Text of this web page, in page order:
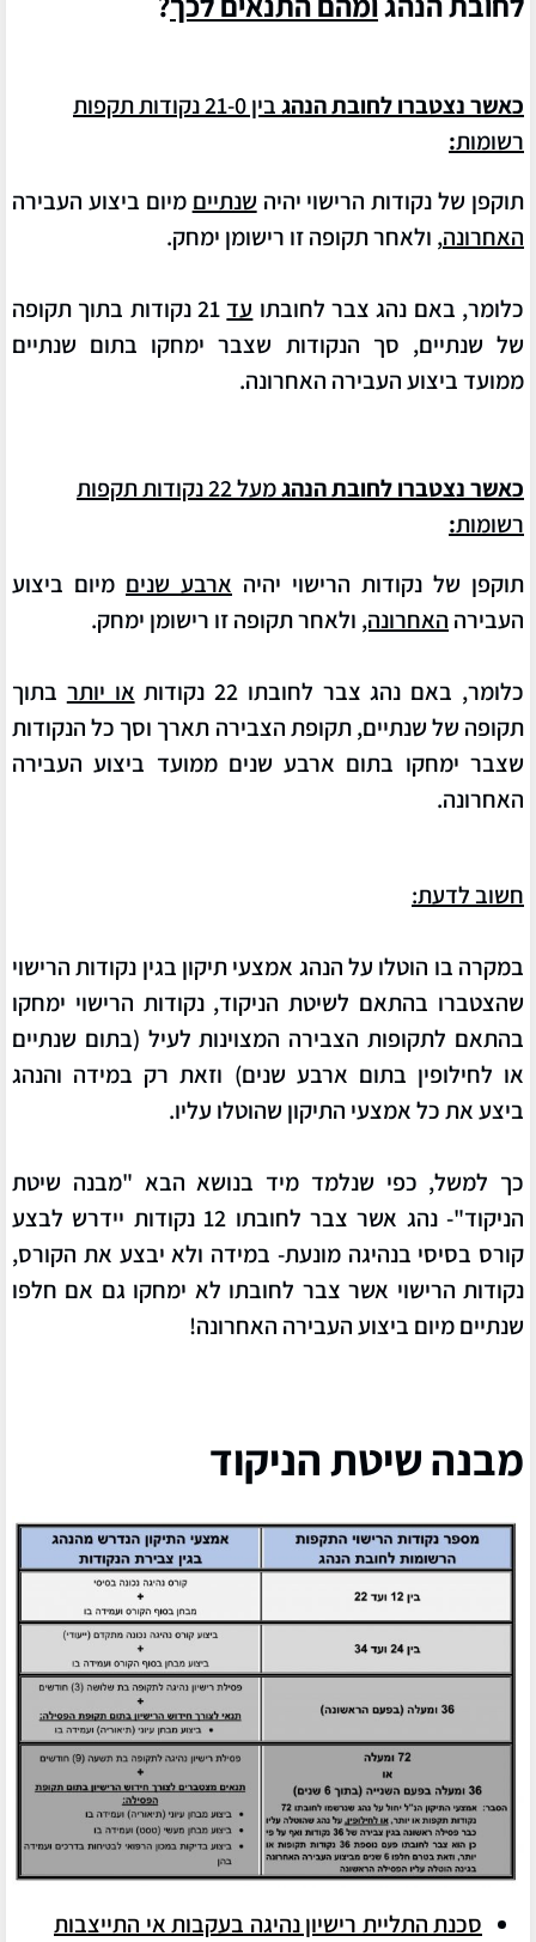
כאשר נצטברו לחובת הנהג
בין 21-0 נקודות תקפות
רשומות:
תוקפן של נקודות הרישוי יהיה שנתיים מיום ביצוע העבירה
האחרונה, ולאחר תקופה זו רישומן ימחק.
כלומר, באם נהג צבר לחובתו עד21 נקודות בתוך תקופה
של שנתיים, סך הנקודות שצבר ימחקו בתום שנתיים
ממועד ביצוע העבירה האחרונה.
כאשר נצטברו לחובת הנהג
מעל 22 נקודות תקפות
רשומות:
תוקפן של נקודות הרישוי יהיה ארבע שנים מיום ביצוע
העבירה האחרונה, ולאחר תקופה זו רישומן ימחק.
כלומר, באם נהג צבר לחובתו 22 נקודות או יותר בתוך
תקופה של שנתיים, תקופת הצבירה תארך וסך כל הנקודות
שצבר ימחקו בתום ארבע שנים ממועד ביצוע העבירה
האחרונה.
חשוב לדעת:
במקרה בו הוטלו על הנהג אמצעי תיקון בגין נקודות הרישוי
שהצטברו בהתאם לשיטת הניקוד, נקודות הרישוי ימחקו
בהתאם לתקופות הצבירה המצוינות לעיל (בתום שנתיים
או לחילופין בתום ארבע שנים) וזאת רק במידה והנהג
ביצע את כל אמצעי התיקון שהוטלו עליו.
כך למשל, כפי שנלמד מיד בנושא הבא "מבנה שיטת
הניקוד"- נהג אשר צבר לחובתו 12 נקודות יידרש לבצע
קורס בסיסי בנהיגה מונעת- במידה ולא יבצע את הקורס,
נקודות הרישוי אשר צבר לחובתו לא ימחקו גם אם חלפו
שנתיים מיום ביצוע העבירה האחרונה!
מבנה שיטת הניקוד
סכנת התליית רישיון נהיגה בעקבות אי התייצבות